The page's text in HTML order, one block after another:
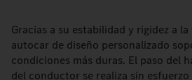
Gracias a su estabilidad y rigidez a
autocar de diseño personalizado
condiciones más duras. El paso del
del conductor se realiza sin